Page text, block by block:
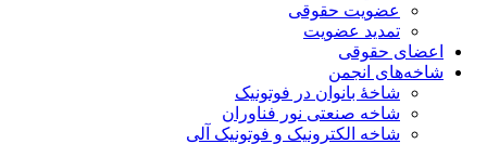
عضویت حقوقی
تمدید عضویت
اعضای حقوقی
شاخه‌های انجمن
شاخۀ بانوان در فوتونیک
شاخه صنعتی نور فناوران
شاخه‌ الکترونیک و فوتونیک آلی